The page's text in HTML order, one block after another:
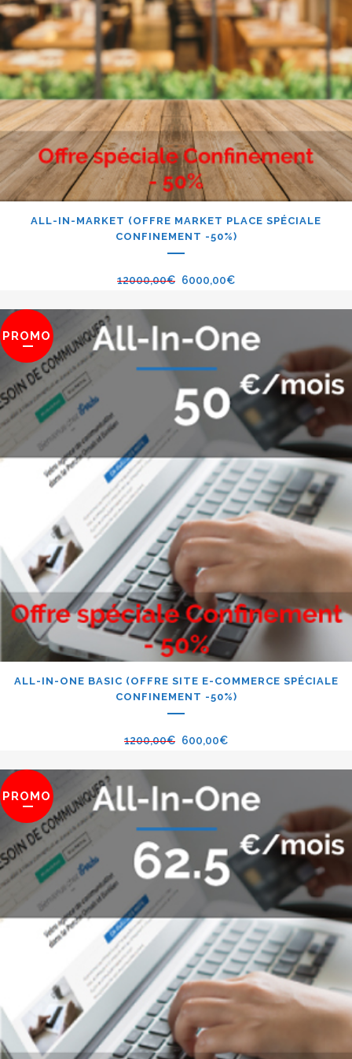
ALL-IN-MARKET (OFFRE MARKET PLACE SPÉCIALE
CONFINEMENT -50%)
12000,00€ 6000,00€
PROMO
ALL-IN-ONE BASIC (OFFRE SITE E-COMMERCE SPÉCIALE
CONFINEMENT -50%)
1200,00€ 600,00€
PROMO